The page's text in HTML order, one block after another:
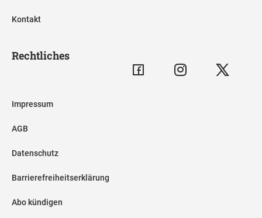
Kontakt
Rechtliches
Impressum
AGB
Datenschutz
Barrierefreiheitserklärung
Abo kündigen